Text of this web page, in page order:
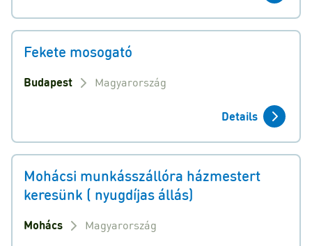
Fekete mosogató
Budapest Magyarország
Details
Mohácsi munkásszállóra házmestert
keresünk ( nyugdíjas állás)
Mohács Magyarország